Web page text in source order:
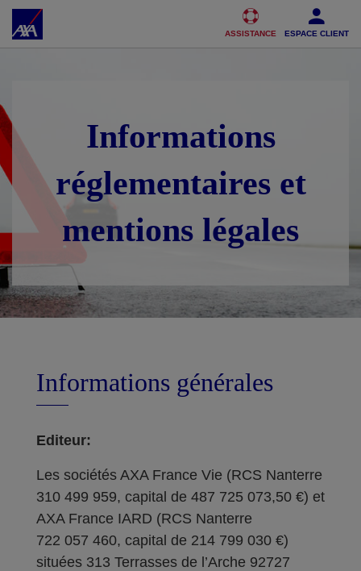
Accéder au Contenu Accéder au Pied de page
ASSISTANCE ESPACE CLIENT
Informations
réglementaires et
mentions légales
Informations générales
Editeur:
Les sociétés AXA France Vie (RCS Nanterre
310 499 959, capital de 487 725 073,50 €) et
AXA France IARD (RCS Nanterre
722 057 460, capital de 214 799 030 €)
situées 313 Terrasses de l’Arche 92727